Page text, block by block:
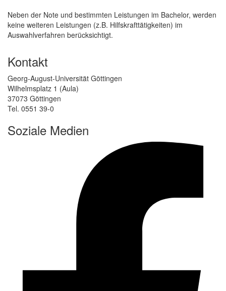
Neben der Note und bestimmten Leistungen im Bachelor, werden
keine weiteren Leistungen (z.B. Hilfskrafttätigkeiten) im
Auswahlverfahren berücksichtigt.
Kontakt
Georg-August-Universität Göttingen
Wilhelmsplatz 1 (Aula)
37073 Göttingen
Tel. 0551 39-0
Soziale Medien